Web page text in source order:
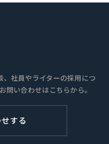
社員やライターの採用につ
問い合わせはこちらから。
する